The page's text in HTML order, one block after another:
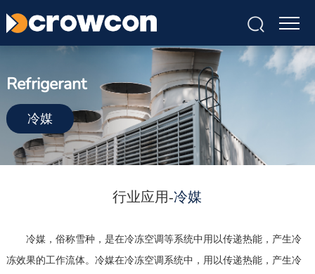
Refrigerant
冷媒
行业应用-冷媒
冷媒，俗称雪种，是在冷冻空调等系统中用以传递热能，产生冷
冻效果的工作流体。冷媒在冷冻空调系统中，用以传递热能，产生冷